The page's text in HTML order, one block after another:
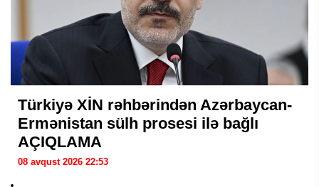
Türkiyə XİN rəhbərindən Azərbaycan-
Ermənistan sülh prosesi ilə bağlı
AÇIQLAMA
08 avqust 2026 22:53